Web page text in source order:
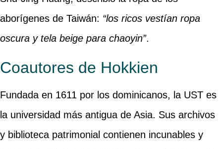
aborígenes de Taiwán: “los ricos vestían ropa
oscura y tela beige para chaoyin”.
Coautores de Hokkien
Fundada en 1611 por los dominicanos, la UST es
la universidad más antigua de Asia. Sus archivos
y biblioteca patrimonial contienen incunables y